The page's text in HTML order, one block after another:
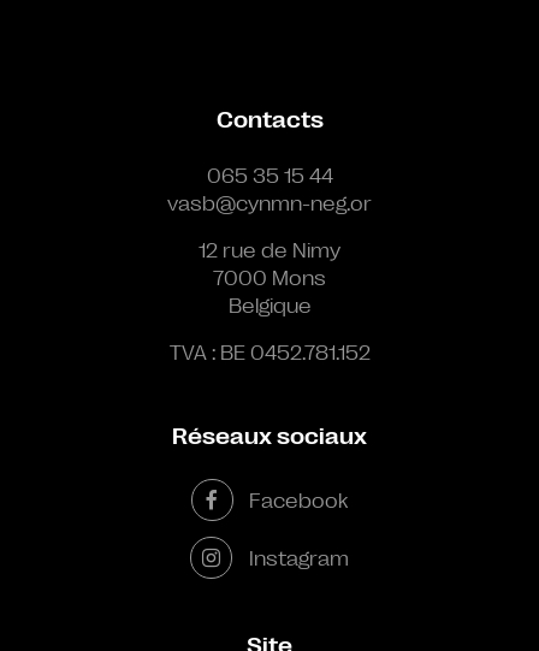
Contacts
065 35 15 44
vasb@cynmn-neg.or
12 rue de Nimy
7000 Mons
Belgique
TVA : BE 0452.781.152
Réseaux sociaux
Facebook
Instagram